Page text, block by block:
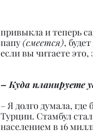
привыкла и теперь
папу (смеется),
если вы читаете
– Куда планируете
– Я долго думала,
Турции. Стамбул
населением в 16